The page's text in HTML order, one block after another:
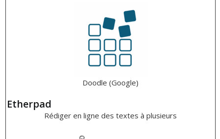
Doodle (Google)
Etherpad
Rédiger en ligne des textes à plusieurs